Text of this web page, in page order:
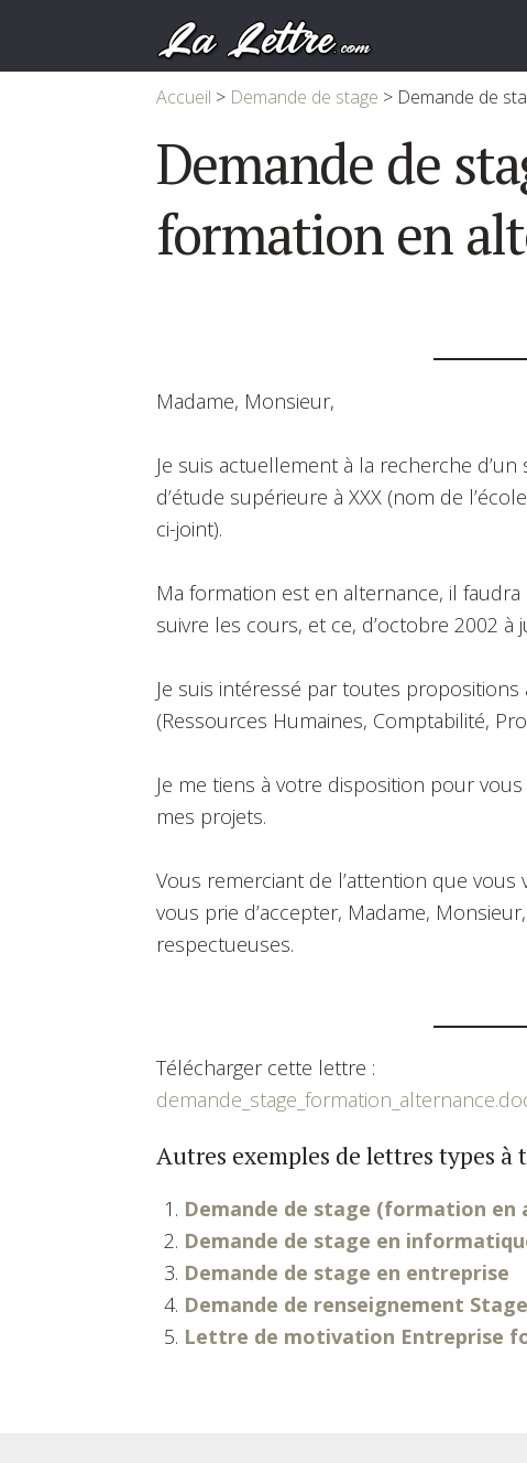
Accueil > Demande de stage > Demande de
Demande de
formation en
Madame, Monsieur,
Je suis actuellement à la recherche
d’étude supérieure à XXX (nom de
ci-joint).
Ma formation est en alternance, il
suivre les cours, et ce, d’octobre 2002 à
Je suis intéressé par toutes propositions
(Ressources Humaines, Comptabilité,
Je me tiens à votre disposition pour
mes projets.
Vous remerciant de l’attention que
vous prie d’accepter, Madame,
respectueuses.
Télécharger cette lettre :
Autres exemples de lettres types à
Demande de stage (formation en
Demande de stage en
Demande de stage en entreprise
Demande de renseignement
Lettre de motivation Entreprise